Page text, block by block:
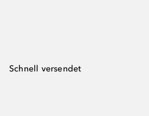
Schnell versendet